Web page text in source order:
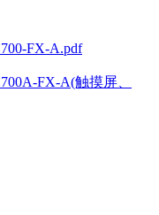
FX-A.pdf
FX-A(触摸屏、